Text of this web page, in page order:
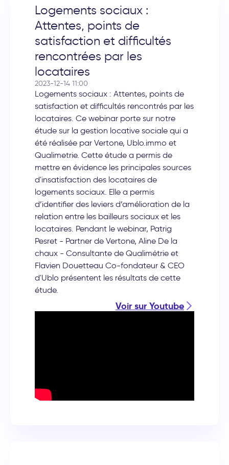
Logements sociaux :
Attentes, points de
satisfaction et difficultés
rencontrées par les
locataires
2023-12-14 11:00
Logements sociaux : Attentes, points de
satisfaction et difficultés rencontrés par les
locataires. Ce webinar porte sur notre
étude sur la gestion locative sociale qui a
été réalisée par Vertone, Ublo.immo et
Qualimetrie. Cette étude a permis de
mettre en évidence les principales sources
d'insatisfaction des locataires de
logements sociaux. Elle a permis
d’identifier des leviers d’amélioration de la
relation entre les bailleurs sociaux et les
locataires. Pendant le webinar, Patrig
Pesret - Partner de Vertone, Aline De la
chaux - Consultante de Qualimétrie et
Flavien Douetteau Co-fondateur & CEO
d'Ublo présentent les résultats de cette
étude.
Voir sur Youtube